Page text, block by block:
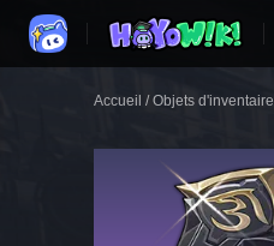
Accueil / Objets d'inventaire